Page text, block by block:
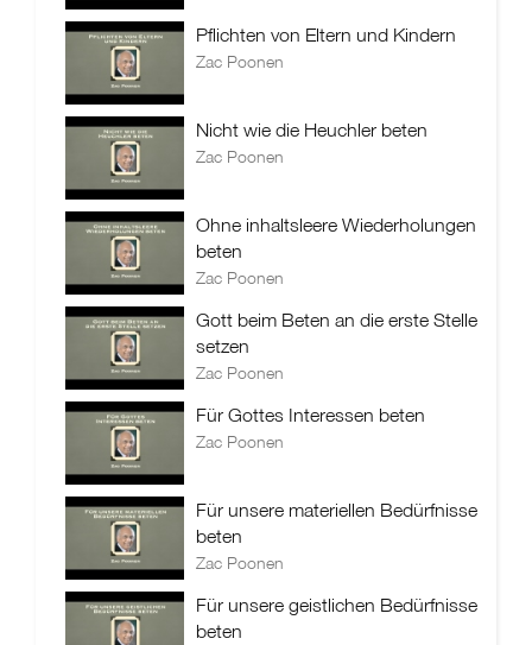
Pflichten von Eltern und Kindern
Zac Poonen
Nicht wie die Heuchler beten
Zac Poonen
Ohne inhaltsleere Wiederholungen
beten
Zac Poonen
Gott beim Beten an die erste Stelle
setzen
Zac Poonen
Für Gottes Interessen beten
Zac Poonen
Für unsere materiellen Bedürfnisse
beten
Zac Poonen
Für unsere geistlichen Bedürfnisse
beten